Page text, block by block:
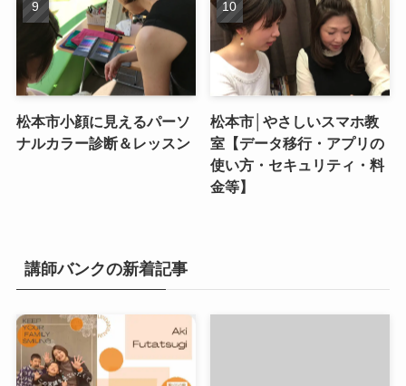
松本市小顔に見えるパーソ
ナルカラー診断＆レッスン
松本市│やさしいスマホ教
室【データ移行・アプリの
使い方・セキュリティ・料
金等】
講師バンクの新着記事